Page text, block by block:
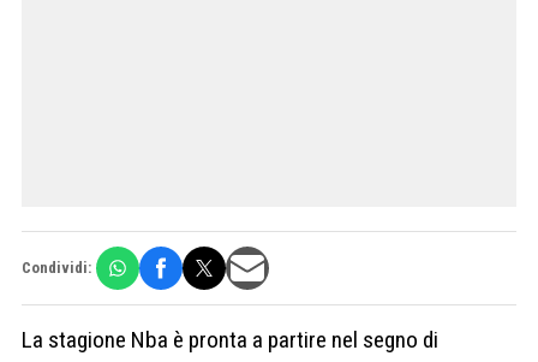
Condividi:
La stagione Nba è pronta a partire nel segno di